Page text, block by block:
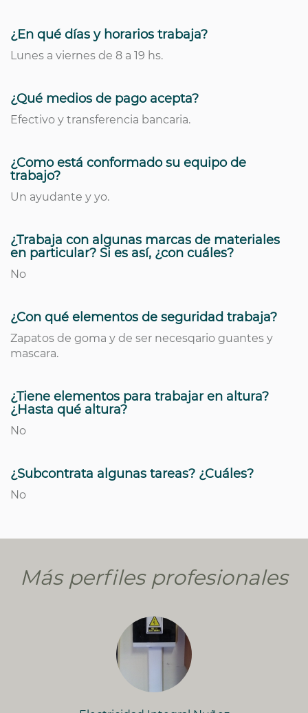
¿En qué días y horarios trabaja?
Lunes a viernes de 8 a 19 hs.
¿Qué medios de pago acepta?
Efectivo y transferencia bancaria.
¿Como está conformado su equipo de
trabajo?
Un ayudante y yo.
¿Trabaja con algunas marcas de materiales
en particular? Si es así, ¿con cuáles?
No
¿Con qué elementos de seguridad trabaja?
Zapatos de goma y de ser necesqario guantes y
mascara.
¿Tiene elementos para trabajar en altura?
¿Hasta qué altura?
No
¿Subcontrata algunas tareas? ¿Cuáles?
No
Más perfiles profesionales